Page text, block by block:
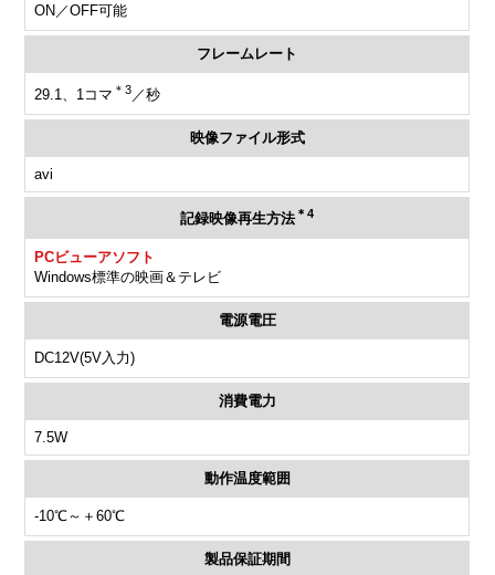
ON／OFF可能
フレームレート
29.1、1コマ ＊3／秒
映像ファイル形式
avi
記録映像再生方法 ＊4
PCビューアソフト
Windows標準の映画＆テレビ
電源電圧
DC12V(5V入力)
消費電力
7.5W
動作温度範囲
-10℃～＋60℃
製品保証期間